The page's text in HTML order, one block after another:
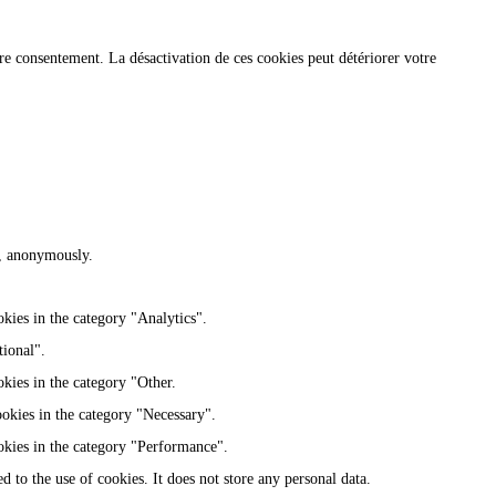
consentement. La désactivation de ces cookies peut détériorer votre
anonymously.
in the category "Analytics".
in the category "Other.
in the category "Necessary".
in the category "Performance".
to the use of cookies. It does not store any personal data.